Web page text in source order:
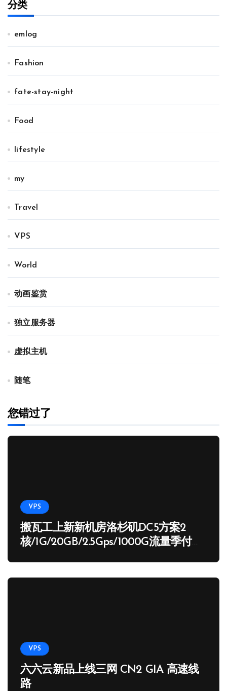
分类
emlog
Fashion
fate-stay-night
Food
lifestyle
my
Travel
VPS
World
动画鉴赏
独立服务器
虚拟主机
随笔
您错过了
VPS
搬瓦工上新新机房洛杉矶DC5方案2
核/1G/20GB/2.5Gps/1000G流量季付
VPS
六六云新品上线三网 CN2 GIA 高速线
路